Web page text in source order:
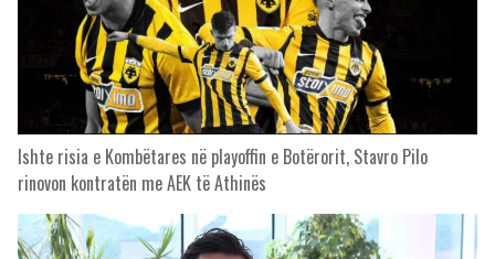
Ishte risia e Kombëtares në playoffin e Botërorit, Stavro Pilo
rinovon kontratën me AEK të Athinës